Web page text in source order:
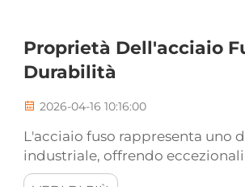
Proprietà Dell'acciaio
Durabilità
2026-04-16 10:16:00
L'acciaio fuso rappresenta uno
industriale, offrendo
indispensabile in numerose